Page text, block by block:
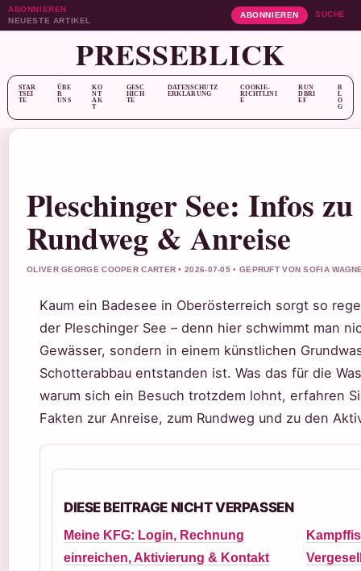
ABONNIEREN
NEUESTE ARTIKEL
ABONNIEREN SUCHE
PRESSEBLICK
STAR
TSEI
TE
ÜBE
R
UNS
KO
NT
AK
T
GESC
HICH
TE
DATENSCHUTZ
ERKLÄRUNG
COOKIE-
RICHTLINI
E
RUN
DBRI
EF
B
L
O
G
Pleschinger See: Infos
Rundweg & Anreise
OLIVER GEORGE COOPER CARTER • 2026-07-05 • GEPRUFT VON SOFIA
Kaum ein Badesee in Oberösterreich sorgt so
der Pleschinger See – denn hier schwimmt man
Gewässer, sondern in einem künstlichen
Schotterabbau entstanden ist. Was das für die
warum sich ein Besuch trotzdem lohnt, erfahren
Fakten zur Anreise, zum Rundweg und zu den
DIESE BEITRAGE NICHT VERPASSEN
Meine KFG: Login, Rechnung
einreichen, Aktivierung & Kontakt